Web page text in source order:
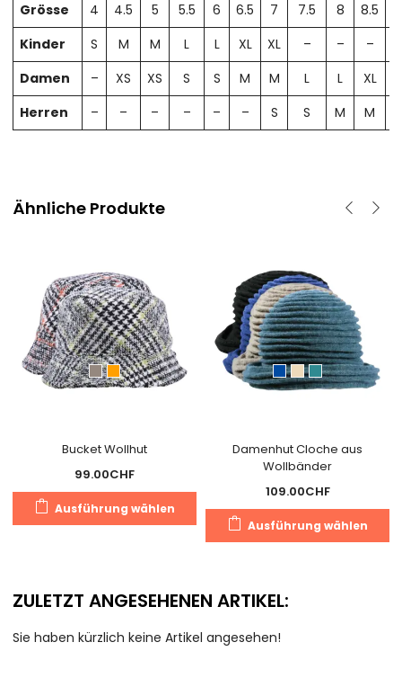
Grösse 4 4.5 5 5.5 6 6.5 7 7.5 8 8.5
Kinder
S M M L L XL XL – – –
Damen
– XS XS S S M M L L XL
Herren
– – – – – – S S M M
Ähnliche Produkte
Bucket Wollhut
99.00CHF
Ausführung wählen
Produkt
weist
auf.
Optionen
Damenhut Cloche aus
Wollbänder
109.00CHF
Ausführung wählen
ZULETZT ANGESEHENEN ARTIKEL:
Sie haben kürzlich keine Artikel angesehen!